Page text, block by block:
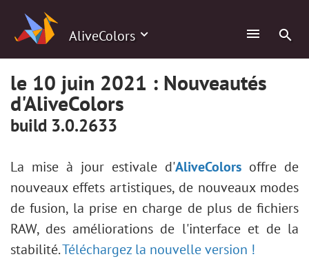
AliveColors
le 10 juin 2021 : Nouveautés
d'AliveColors
build 3.0.2633
La mise à jour estivale d'AliveColors offre de
nouveaux effets artistiques, de nouveaux modes
de fusion, la prise en charge de plus de fichiers
RAW, des améliorations de l'interface et de la
stabilité.Téléchargez la nouvelle version !